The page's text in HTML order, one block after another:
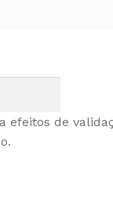
efeitos de